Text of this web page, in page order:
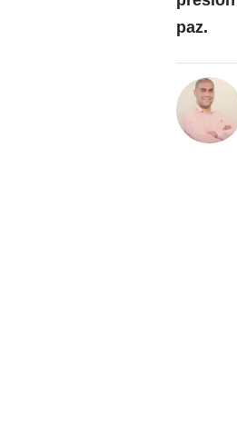
paz.